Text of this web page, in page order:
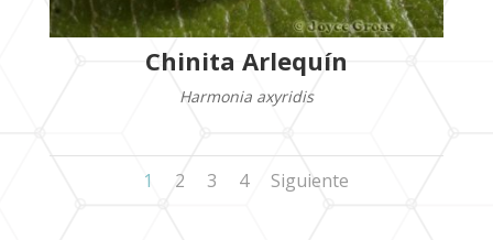
Chinita Arlequín
Harmonia axyridis
1 2 3 4 Siguiente